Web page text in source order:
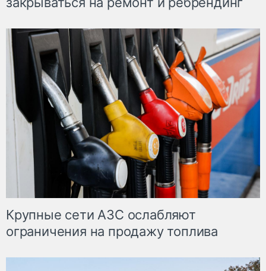
Крупные сети АЗС ослабляют
ограничения на продажу топлива